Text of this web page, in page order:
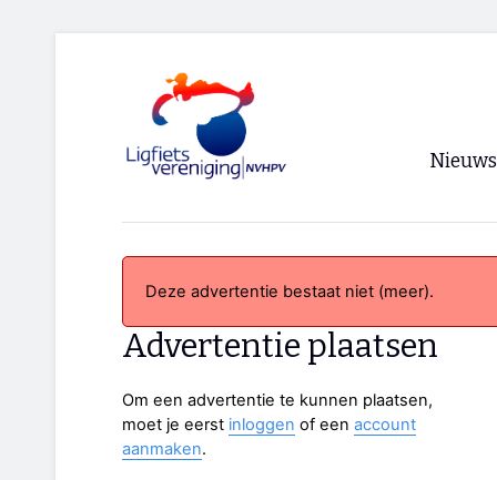
Nieuws
RSS
Deze advertentie bestaat niet (meer).
Advertentie plaatsen
Om een advertentie te kunnen plaatsen,
moet je eerst inloggen of een account
aanmaken.